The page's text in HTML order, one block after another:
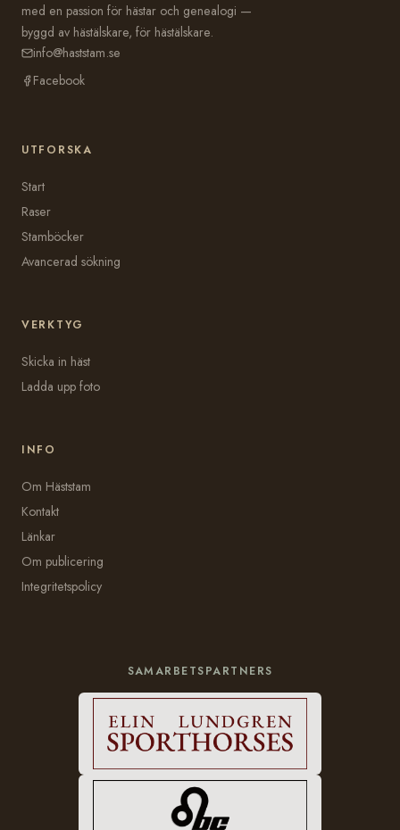
med en passion för hästar och genealogi —
byggd av hästälskare, för hästälskare.
info@haststam.se
Facebook
UTFORSKA
Start
Raser
Stamböcker
Avancerad sökning
VERKTYG
Skicka in häst
Ladda upp foto
INFO
Om Häststam
Kontakt
Länkar
Om publicering
Integritetspolicy
SAMARBETSPARTNERS